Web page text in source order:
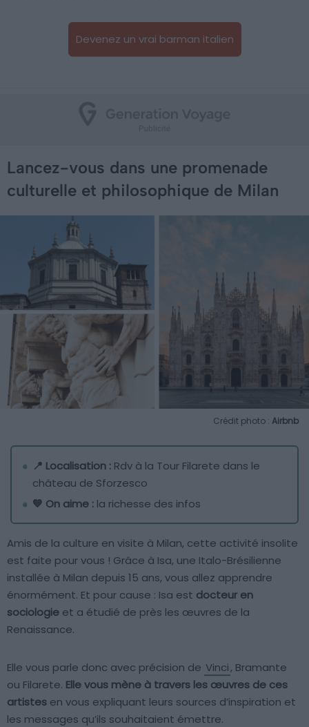
Devenez un vrai barman italien
Lancez-vous dans une promenade
culturelle et philosophique de Milan
Crédit photo : Airbnb
📍 Localisation : Rdv à la Tour Filarete dans le
château de Sforzesco
💙 On aime : la richesse des infos
Amis de la culture en visite à Milan, cette activité insolite
est faite pour vous ! Grâce à Isa, une Italo-Brésilienne
installée à Milan depuis 15 ans, vous allez apprendre
énormément. Et pour cause : Isa est docteur en
sociologie et a étudié de près les œuvres de la
Renaissance.
Elle vous parle donc avec précision de Vinci, Bramante
ou Filarete. Elle vous mène à travers les œuvres de ces
artistes en vous expliquant leurs sources d’inspiration et
les messages qu’ils souhaitaient émettre.